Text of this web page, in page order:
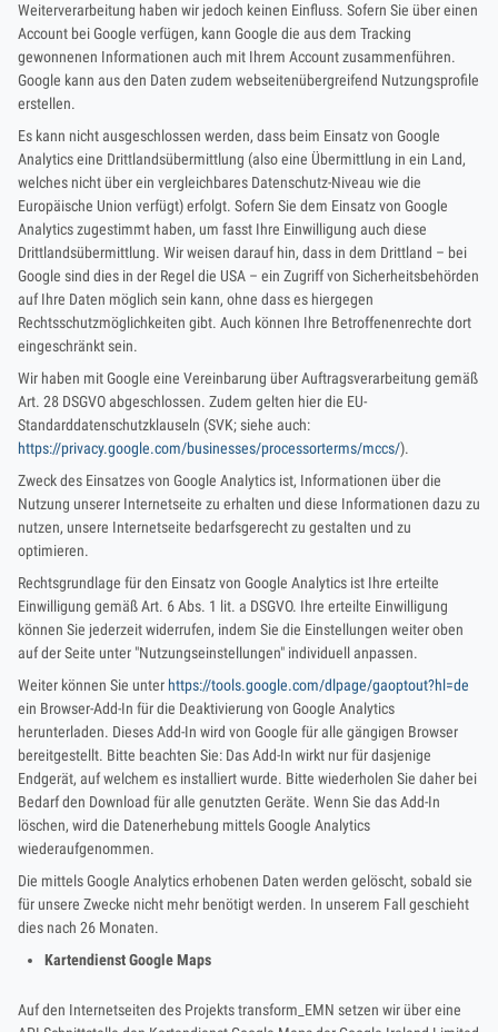
Weiterverarbeitung haben wir jedoch keinen Einfluss. Sofern Sie über einen
Account bei Google verfügen, kann Google die aus dem Tracking
gewonnenen Informationen auch mit Ihrem Account zusammenführen.
Google kann aus den Daten zudem webseitenübergreifend Nutzungsprofile
erstellen.
Es kann nicht ausgeschlossen werden, dass beim Einsatz von Google
Analytics eine Drittlandsübermittlung (also eine Übermittlung in ein Land,
welches nicht über ein vergleichbares Datenschutz-Niveau wie die
Europäische Union verfügt) erfolgt. Sofern Sie dem Einsatz von Google
Analytics zugestimmt haben, um fasst Ihre Einwilligung auch diese
Drittlandsübermittlung. Wir weisen darauf hin, dass in dem Drittland – bei
Google sind dies in der Regel die USA – ein Zugriff von Sicherheitsbehörden
auf Ihre Daten möglich sein kann, ohne dass es hiergegen
Rechtsschutzmöglichkeiten gibt. Auch können Ihre Betroffenenrechte dort
eingeschränkt sein.
Wir haben mit Google eine Vereinbarung über Auftragsverarbeitung gemäß
Art. 28 DSGVO abgeschlossen. Zudem gelten hier die EU-
Standarddatenschutzklauseln (SVK; siehe auch:
https://privacy.google.com/businesses/processorterms/mccs/).
Zweck des Einsatzes von Google Analytics ist, Informationen über die
Nutzung unserer Internetseite zu erhalten und diese Informationen dazu zu
nutzen, unsere Internetseite bedarfsgerecht zu gestalten und zu
optimieren.
Rechtsgrundlage für den Einsatz von Google Analytics ist Ihre erteilte
Einwilligung gemäß Art. 6 Abs. 1 lit. a DSGVO. Ihre erteilte Einwilligung
können Sie jederzeit widerrufen, indem Sie die Einstellungen weiter oben
auf der Seite unter "Nutzungseinstellungen" individuell anpassen.
Weiter können Sie unter https://tools.google.com/dlpage/gaoptout?hl=de
ein Browser-Add-In für die Deaktivierung von Google Analytics
herunterladen. Dieses Add-In wird von Google für alle gängigen Browser
bereitgestellt. Bitte beachten Sie: Das Add-In wirkt nur für dasjenige
Endgerät, auf welchem es installiert wurde. Bitte wiederholen Sie daher bei
Bedarf den Download für alle genutzten Geräte. Wenn Sie das Add-In
löschen, wird die Datenerhebung mittels Google Analytics
wiederaufgenommen.
Die mittels Google Analytics erhobenen Daten werden gelöscht, sobald sie
für unsere Zwecke nicht mehr benötigt werden. In unserem Fall geschieht
dies nach 26 Monaten.
Kartendienst Google Maps
Auf den Internetseiten des Projekts transform_EMN setzen wir über eine